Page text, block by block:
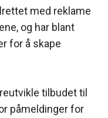
med reklame
og har blant
for å skape
tilbudet til
påmeldinger for